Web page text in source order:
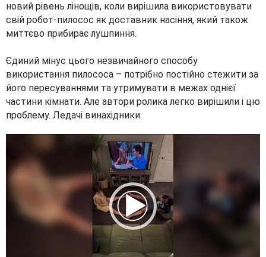
новий рівень лінощів, коли вирішила використовувати
свій робот-пилосос як доставник насіння, який також
миттєво прибирає лушпиння.
Єдиний мінус цього незвичайного способу
використання пилососа – потрібно постійно стежити за
його пересуваннями та утримувати в межах однієї
частини кімнати. Але автори ролика легко вирішили і цю
проблему. Ледачі винахідники.
d